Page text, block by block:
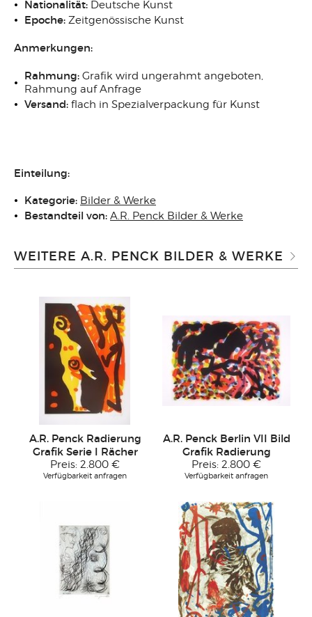
Nationalität: Deutsche Kunst
Epoche: Zeitgenössische Kunst
Anmerkungen:
Rahmung: Grafik wird ungerahmt angeboten,
Rahmung auf Anfrage
Versand: flach in Spezialverpackung für Kunst
Einteilung:
Kategorie: Bilder & Werke
Bestandteil von: A.R. Penck Bilder & Werke
WEITERE A.R. PENCK BILDER & WERKE
A.R. Penck Radierung
Grafik Serie I Rächer
Preis: 2.800 €
Verfügbarkeit anfragen
A.R. Penck Berlin VII Bild
Grafik Radierung
Preis: 2.800 €
Verfügbarkeit anfragen